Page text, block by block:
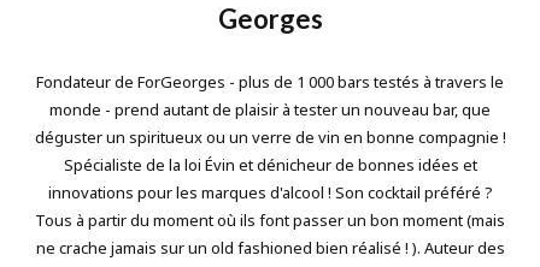
Georges
Fondateur de ForGeorges - plus de 1 000 bars testés à travers le
monde - prend autant de plaisir à tester un nouveau bar, que
déguster un spiritueux ou un verre de vin en bonne compagnie !
Spécialiste de la loi Évin et dénicheur de bonnes idées et
innovations pour les marques d'alcool ! Son cocktail préféré ?
Tous à partir du moment où ils font passer un bon moment (mais
ne crache jamais sur un old fashioned bien réalisé ! ). Auteur des